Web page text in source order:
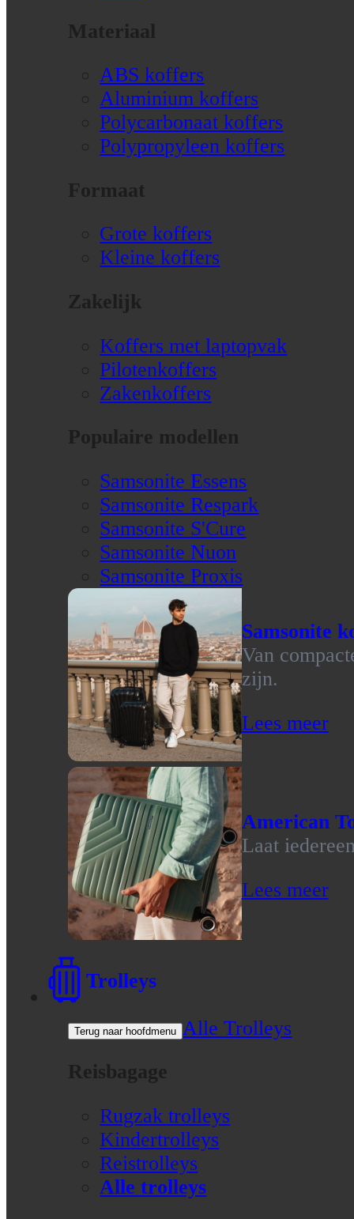
Materiaal
ABS koffers
Aluminium koffers
Polycarbonaat koffers
Polypropyleen koffers
Formaat
Grote koffers
Kleine koffers
Zakelijk
Koffers met laptopvak
Pilotenkoffers
Zakenkoffers
Populaire modellen
Samsonite Essens
Samsonite Respark
Samsonite S'Cure
Samsonite Nuon
Samsonite Proxis
Samsonite
Van
zijn.
Lees meer
American
Laat
Lees meer
Trolleys
Terug naar hoofdmenu Alle Trolleys
Reisbagage
Rugzak trolleys
Kindertrolleys
Reistrolleys
Alle trolleys